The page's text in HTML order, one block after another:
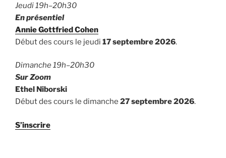
Jeudi 19h–20h30
En présentiel
Annie Gottfried Cohen
Début des cours le jeudi 17 septembre 2026.
Dimanche 19h–20h30
Sur Zoom
Ethel Niborski
Début des cours le dimanche 27 septembre 2026.
S’inscrire